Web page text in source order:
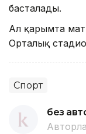
басталады.
Ал қарымта
Орталық
Спорт
без